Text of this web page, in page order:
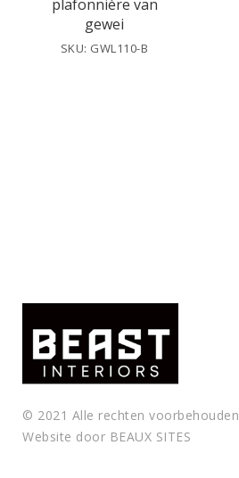
plafonnière van
gewei
SKU: GWL110-B
© 2021 Alle rechten voorbehouden
Website door BEAUX SITES